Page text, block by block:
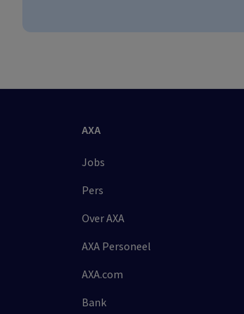
AXA
Jobs
Pers
Over AXA
AXA Personeel
AXA.com
Bank